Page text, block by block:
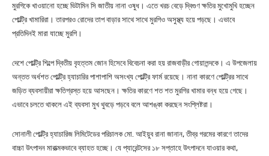
মুরগিকে খাওয়ানো হচ্ছে ভিটামিন সি জাতীয় নানা ওষুধ। এতে খরচ বেড়ে দ্বিগুণ ক্ষতির মুখোমুখি হচ্ছেন
পোল্ট্রি খামারিরা। তারপরও রোদের তাপ বাড়ার সাথে সাথে মুরগিও অসুস্থ্য হয়ে পড়ছে। এভাবে
প্রতিদিনই মারা যাচ্ছে মুরগি।
দেশে পোল্ট্রি শিল্পে দ্বিতীয় বৃহত্তম জোন হিসেবে বিবেচনা করা হয় রাজবাড়ীর গোয়ালন্দকে। এ উপজেলায়
অন্তত অর্ধশত পোল্ট্রি হ্যাচারির পাশাপাশি অসংখ্য পোল্ট্রি ফার্ম রয়েছে। নানা কারণে পোল্ট্রির সাথে
জড়িত ব্যবসায়ীরা ক্ষতিগ্রস্ত হয়ে আসছেন। ক্ষতির কারণে শত শত মুরগির খামার বন্ধ হয়ে গেছে।
এভাবে চলতে থাকলে এই ব্যবসা মুখ থুবড়ে পড়বে বলে আশঙ্কা করছেন সংশ্লিষ্টরা।
সোনালী পোল্ট্রি হ্যাচারিজ লিমিটেডের পরিচালক মো. আইয়ুব রানা জানান, তীব্র গরমের কারণে তাদের
বাচ্চা উৎপাদন মারাত্মকভাবে ব্যাহত হচ্ছে। যে প্যারেন্টসের ১৮ সপ্তাহে উৎপাদনে যাওয়ার কথা,